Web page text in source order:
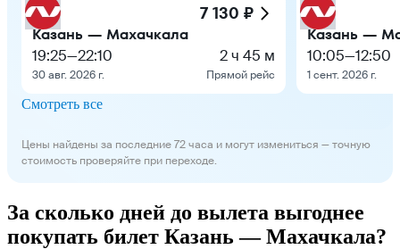
7 130 ₽
Казань — Махачкала
19:25—22:10
30 авг. 2026 г.
2 ч 45 м
Прямой рейс
Казань —
10:05—12:50
1 сент. 2026 г.
Смотреть все
Цены найдены за последние 72 часа и могут измениться — точную
стоимость проверяйте при переходе.
За сколько дней до вылета выгоднее
покупать билет Казань — Махачкала?